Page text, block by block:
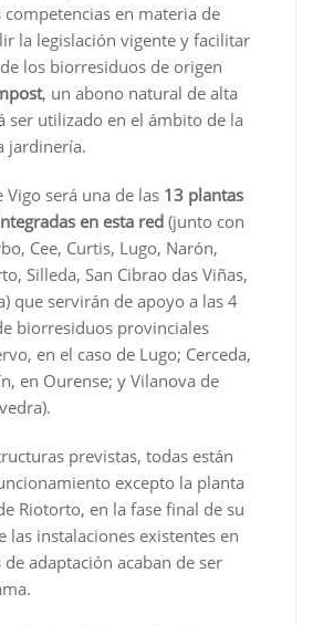
en materia de
la legislación vigente y facilitar
los biorresiduos de origen
, un abono natural de alta
ser utilizado en el ámbito de la
jardinería.
Vigo será una de las 13 plantas
en esta red (junto con
Cee, Curtis, Lugo, Narón,
Silleda, San Cibrao das Viñas,
que servirán de apoyo a las 4
biorresiduos provinciales
en el caso de Lugo; Cerceda,
en Ourense; y Vilanova de
previstas, todas están
excepto la planta
Riotorto, en la fase final de su
las instalaciones existentes en
adaptación acaban de ser